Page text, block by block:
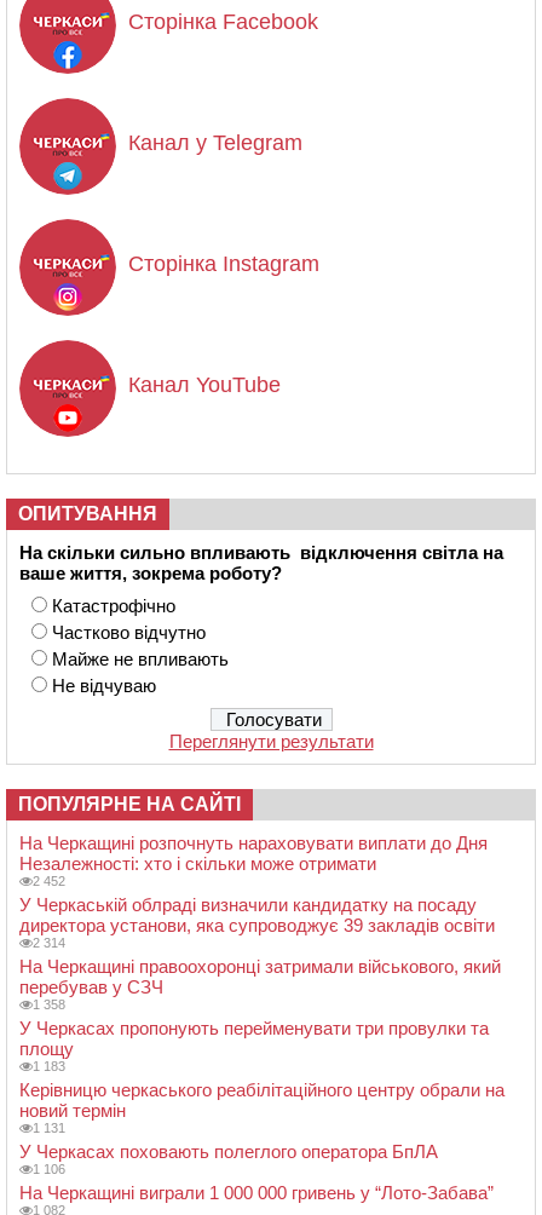
Сторінка Facebook
Канал у Telegram
Сторінка Instagram
Канал YouTube
ОПИТУВАННЯ
На скільки сильно впливають відключення світла на
ваше життя, зокрема роботу?
Катастрофічно
Частково відчутно
Майже не впливають
Не відчуваю
Переглянути результати
ПОПУЛЯРНЕ НА САЙТІ
На Черкащині розпочнуть нараховувати виплати до Дня
Незалежності: хто і скільки може отримати
2 452
У Черкаській облраді визначили кандидатку на посаду
директора установи, яка супроводжує 39 закладів освіти
2 314
На Черкащині правоохоронці затримали військового, який
перебував у СЗЧ
1 358
У Черкасах пропонують перейменувати три провулки та
площу
1 183
Керівницю черкаського реабілітаційного центру обрали на
новий термін
1 131
У Черкасах поховають полеглого оператора БпЛА
1 106
На Черкащині виграли 1 000 000 гривень у “Лото-Забава”
1 082